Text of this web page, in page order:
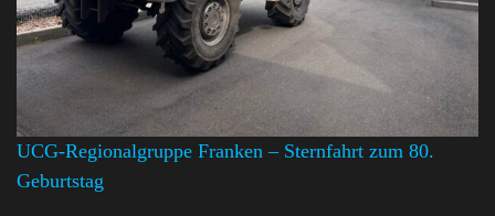
UCG-Regionalgruppe Franken – Sternfahrt zum 80.
Geburtstag